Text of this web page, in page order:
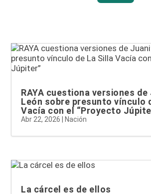
RAYA cuestiona versiones
León sobre presunto vínculo
Vacía con el “Proyecto
Abr 22, 2026 Nación
La cárcel es de ellos